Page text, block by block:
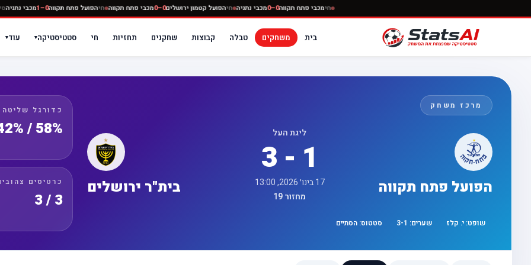
חימכבי פתח תקווה0–0 מכבי נתניה חיהפועל קטמון ירושלים0–0 מכבי פתח תקווה חיהפועל פתח תקווה0–1
בית משחקים טבלה קבוצות שחקנים תחזיות חי סטטיסטיקה▾ עוד▾
מרכז משחק
הפועל פתח תקווה
ליגת העל
3 - 1
17 בינו׳ 2026, 13:00
מחזור 19
בית"ר ירושלים
שופט: י. קלז שערים: 3-1 סטטוס: הסתיים
כדורגל שליטה
58% / 42%
כרטיסים
3 / 3